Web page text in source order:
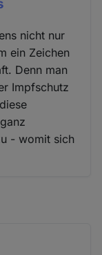
nicht nur
ein Zeichen
Denn man
Impfschutz
- womit sich